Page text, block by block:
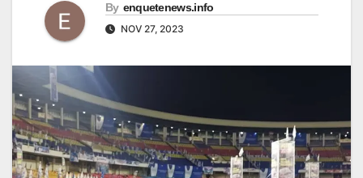
By enquetenews.info
NOV 27, 2023